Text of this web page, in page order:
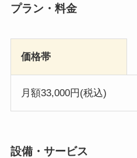
プラン・料金
価格帯
月額33,000円(税込)
設備・サービス